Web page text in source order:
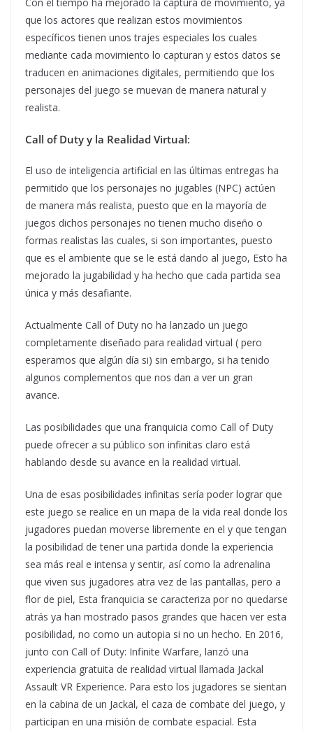
que los actores que realizan estos movimientos
específicos tienen unos trajes especiales los cuales
mediante cada movimiento lo capturan y estos datos se
traducen en animaciones digitales, permitiendo que los
personajes del juego se muevan de manera natural y
realista.
Call of Duty y la Realidad Virtual:
El uso de inteligencia artificial en las últimas entregas ha
permitido que los personajes no jugables (NPC) actúen
de manera más realista, puesto que en la mayoría de
juegos dichos personajes no tienen mucho diseño o
formas realistas las cuales, si son importantes, puesto
que es el ambiente que se le está dando al juego, Esto ha
mejorado la jugabilidad y ha hecho que cada partida sea
única y más desafiante.
Actualmente Call of Duty no ha lanzado un juego
completamente diseñado para realidad virtual ( pero
esperamos que algún día si) sin embargo, si ha tenido
algunos complementos que nos dan a ver un gran
avance.
Las posibilidades que una franquicia como Call of Duty
puede ofrecer a su público son infinitas claro está
hablando desde su avance en la realidad virtual.
Una de esas posibilidades infinitas sería poder lograr que
este juego se realice en un mapa de la vida real donde los
jugadores puedan moverse libremente en el y que tengan
la posibilidad de tener una partida donde la experiencia
sea más real e intensa y sentir, así como la adrenalina
que viven sus jugadores atra vez de las pantallas, pero a
flor de piel, Esta franquicia se caracteriza por no quedarse
atrás ya han mostrado pasos grandes que hacen ver esta
posibilidad, no como un autopia si no un hecho. En 2016,
junto con Call of Duty: Infinite Warfare, lanzó una
experiencia gratuita de realidad virtual llamada Jackal
Assault VR Experience. Para esto los jugadores se sientan
en la cabina de un Jackal, el caza de combate del juego, y
participan en una misión de combate espacial. Esta